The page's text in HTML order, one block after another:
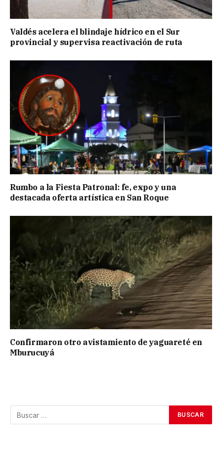
Valdés acelera el blindaje hídrico en el Sur
provincial y supervisa reactivación de ruta
Rumbo a la Fiesta Patronal: fe, expo y una
destacada oferta artística en San Roque
Confirmaron otro avistamiento de yaguareté en
Mburucuyá